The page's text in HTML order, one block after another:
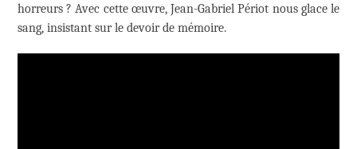
horreurs ? Avec cette œuvre, Jean-Gabriel Périot nous glace le
sang, insistant sur le devoir de mémoire.